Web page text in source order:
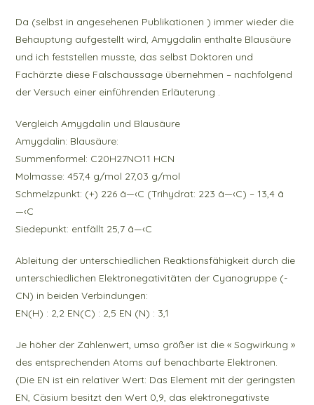
Da (selbst in angesehenen Publikationen ) immer wieder die
Behauptung aufgestellt wird, Amygdalin enthalte Blausäure
und ich feststellen musste, das selbst Doktoren und
Fachärzte diese Falschaussage übernehmen – nachfolgend
der Versuch einer einführenden Erläuterung .
Vergleich Amygdalin und Blausäure
Amygdalin: Blausäure:
Summenformel: C20H27NO11 HCN
Molmasse: 457,4 g/mol 27,03 g/mol
Schmelzpunkt: (+) 226 â—‹C (Trihydrat: 223 â—‹C) – 13,4 â
—‹C
Siedepunkt: entfällt 25,7 â—‹C
Ableitung der unterschiedlichen Reaktionsfähigkeit durch die
unterschiedlichen Elektronegativitäten der Cyanogruppe (-
CN) in beiden Verbindungen:
EN(H) : 2,2 EN(C) : 2,5 EN (N) : 3,1
Je höher der Zahlenwert, umso größer ist die « Sogwirkung »
des entsprechenden Atoms auf benachbarte Elektronen.
(Die EN ist ein relativer Wert: Das Element mit der geringsten
EN, Cäsium besitzt den Wert 0,9, das elektronegativste